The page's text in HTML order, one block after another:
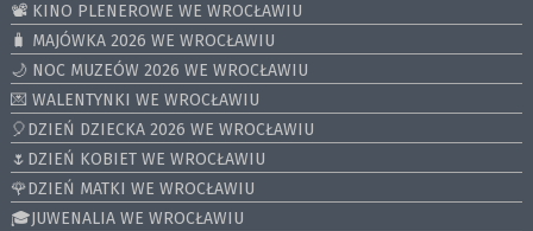
📽️ KINO PLENEROWE WE WROCŁAWIU
🧳 MAJÓWKA 2026 WE WROCŁAWIU
🌙 NOC MUZEÓW 2026 WE WROCŁAWIU
💌 WALENTYNKI WE WROCŁAWIU
🎈DZIEŃ DZIECKA 2026 WE WROCŁAWIU
🌷DZIEŃ KOBIET WE WROCŁAWIU
🌹DZIEŃ MATKI WE WROCŁAWIU
🎓JUWENALIA WE WROCŁAWIU